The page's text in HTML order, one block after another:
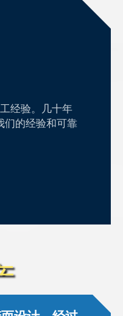
经验。几十年
们的经验和可靠